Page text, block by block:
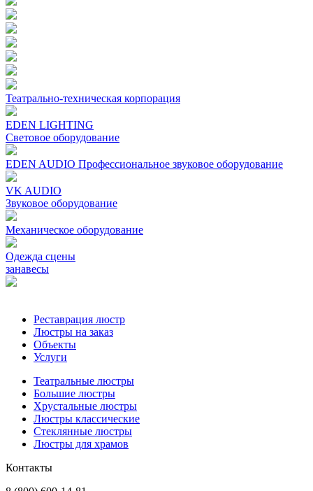
Театрально-техническая корпорация
EDEN LIGHTING
Световое оборудование
EDEN AUDIO Профеcсиональное звуковое оборудование
VK AUDIO
Звуковое оборудование
Механическое oборудование
Одежда сцены
занавесы
Реставрация люстр
Люстры на заказ
Объекты
Услуги
Театральные люстры
Большие люстры
Хрустальные люстры
Люстры классические
Стеклянные люстры
Люстры для храмов
Контакты